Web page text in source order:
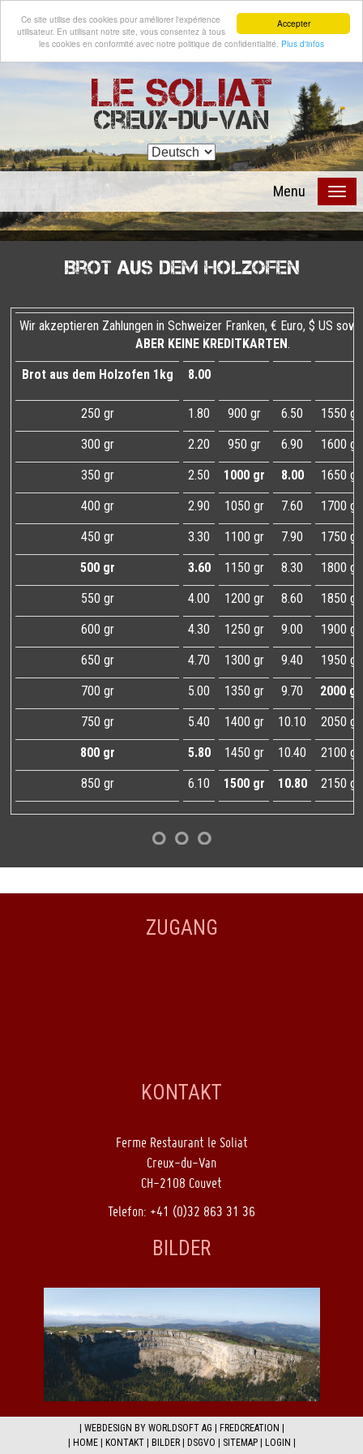
Accepter
Ce site utilise des cookies pour améliorer l'expérience
utilisateur. En utilisant notre site, vous consentez à tous
les cookies en conformité avec notre politique de confidentialité. Plus d'infos
Le Soliat
Creux-du-Van
Menu
Brot aus dem Holzofen
Wir akzeptieren Zahlungen in Schweizer Franken, € Euro, $ US
ABER KEINE KREDITKARTEN.
Brot aus dem Holzofen 1kg
8.00
250 gr 1.80 900 gr 6.50
1550 gr
300 gr
2.20 950 gr 6.90
1600 gr
350 gr
2.50 1000 gr 8.00
1650 gr
400 gr
2.90 1050 gr 7.60
1700 gr
450 gr
3.30 1100 gr 7.90
1750 gr
500 gr
3.60 1150 gr 8.30
1800 gr
550 gr
4.00 1200 gr 8.60
1850 gr
600 gr
4.30 1250 gr 9.00
1900 gr
650 gr
4.70 1300 gr 9.40
1950 gr
700 gr
5.00 1350 gr 9.70
2000 gr
750 gr
5.40 1400 gr 10.10
2050 gr
800 gr
5.80 1450 gr 10.40
2100 gr
850 gr
6.10 1500 gr 10.80 2150 gr
ZUGANG
KONTAKT
Ferme Restaurant le Soliat
Creux-du-Van
CH-2108 Couvet
Telefon: +41 (0)32 863 31 36
BILDER
WEBDESIGN BY WORLDSOFT AG FREDCREATION
HOME| KONTAKT| BILDER| DSGVO SITEMAP| LOGIN